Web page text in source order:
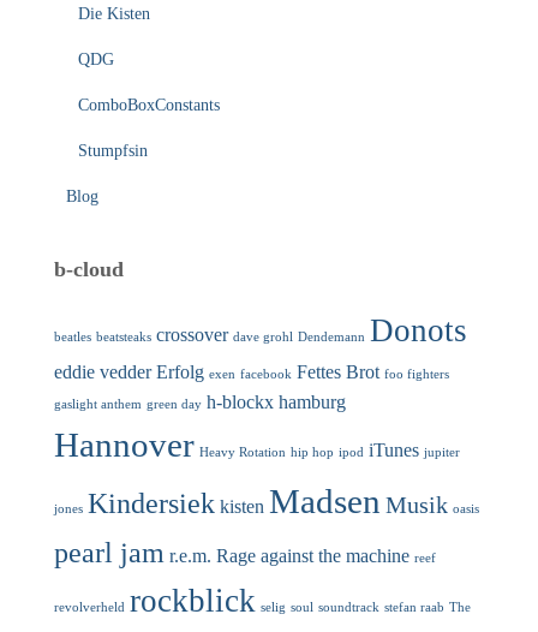
Die Kisten
QDG
ComboBoxConstants
Stumpfsin
Blog
b-cloud
beatles beatsteaks crossover dave grohl Dendemann Donots
eddie vedder Erfolg exen facebook Fettes Brot foo fighters
gaslight anthem green day h-blockx hamburg
Hannover Heavy Rotation hip hop ipod iTunes jupiter
jones Kindersiek kisten Madsen Musik oasis
pearl jam r.e.m. Rage against the machine reef
revolverheld rockblick selig soul soundtrack stefan raab The